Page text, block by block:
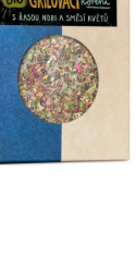
FIREMNÍ DÁRKY